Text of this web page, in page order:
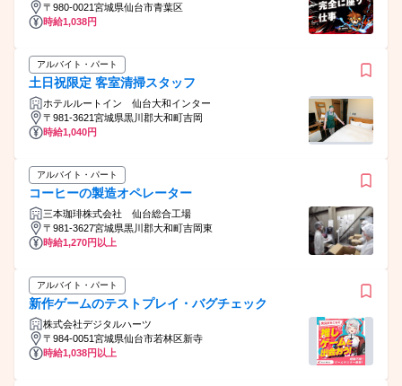
〒980-0021宮城県仙台市青葉区
時給1,038円
アルバイト・パート
土日祝限定 客室清掃スタッフ
ホテルルートイン 仙台大和インター
〒981-3621宮城県黒川郡大和町吉岡
時給1,040円
アルバイト・パート
コーヒーの製造オペレーター
三本珈琲株式会社 仙台総合工場
〒981-3627宮城県黒川郡大和町吉岡東
時給1,270円以上
アルバイト・パート
新作ゲームのテストプレイ・バグチェック
株式会社デジタルハーツ
〒984-0051宮城県仙台市若林区新寺
時給1,038円以上